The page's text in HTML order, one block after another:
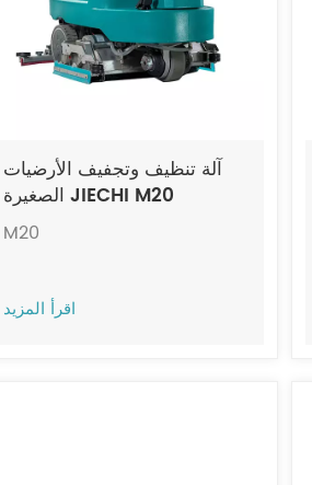
آلة تنظيف وتجفيف الأرضيات
الصغيرة JIECHI M20
M20
اقرأ المزيد